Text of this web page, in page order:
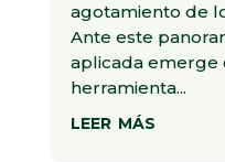
agotamiento de
Ante este
aplicada emerge
herramienta...
leer más